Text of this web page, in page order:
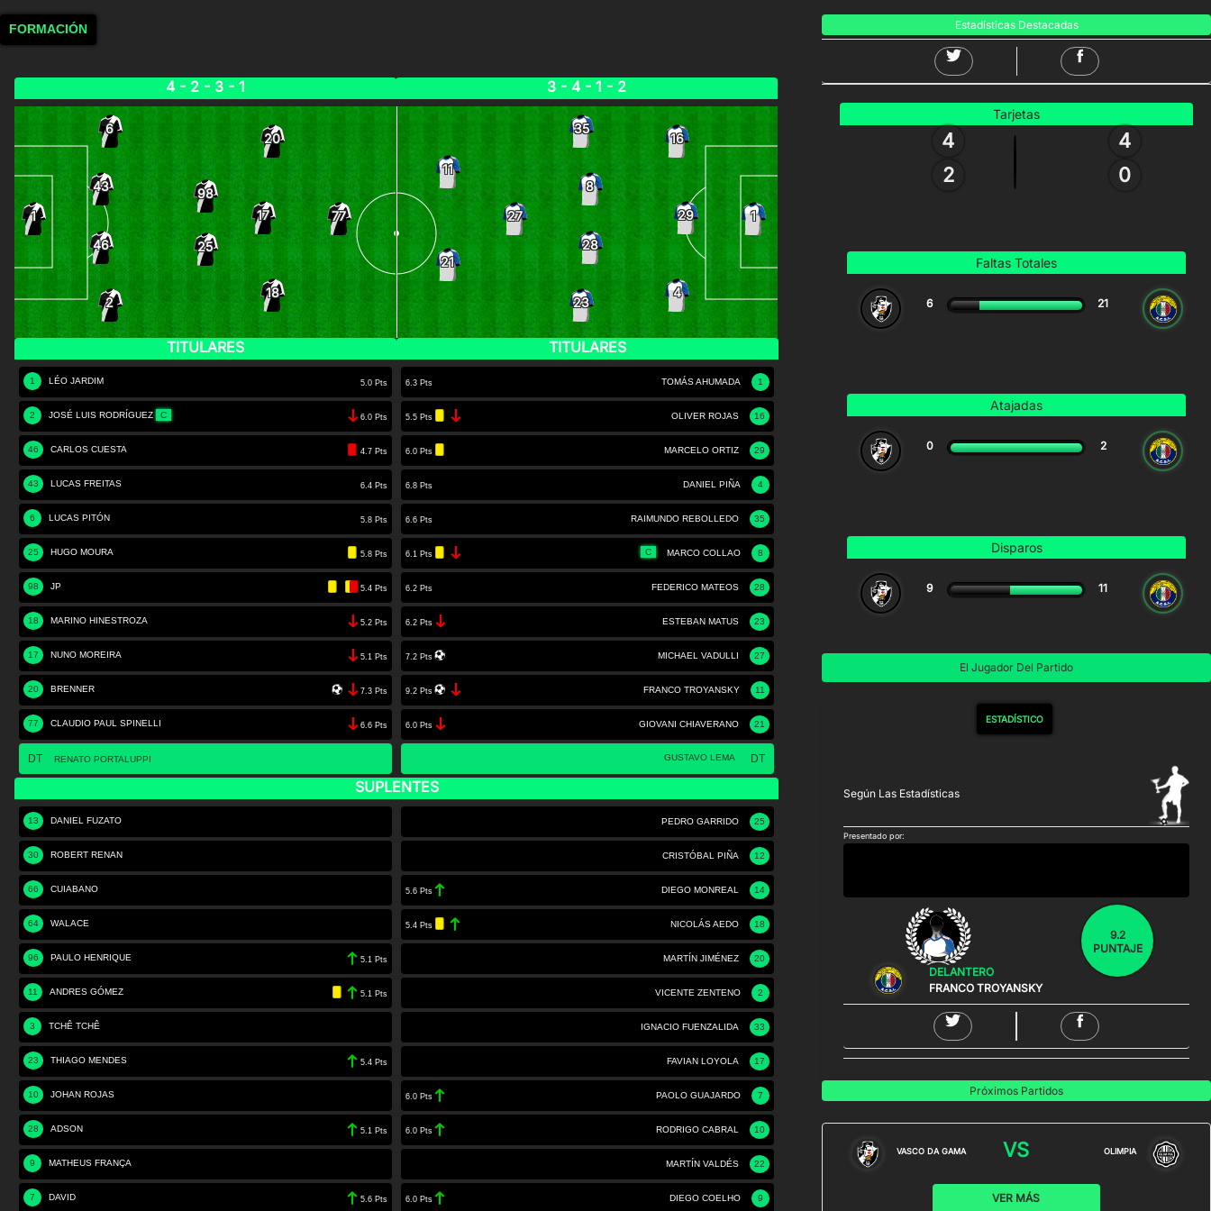
Estadísticas Destacadas
Tarjetas
4
2
4
0
Faltas Totales
6 21
Atajadas
0 2
Disparos
9 11
FORMACIÓN
4 - 2 - 3 - 1
1
6
43
46
2
98
25
20
17
18
77
3 - 4 - 1 - 2
1
16
29
4
35
8
28
23
27
11
21
TITULARES
1 LÉO JARDIM 5.0 Pts
2 JOSÉ LUIS RODRÍGUEZ C 6.0 Pts
46 CARLOS CUESTA 4.7 Pts
43 LUCAS FREITAS 6.4 Pts
6 LUCAS PITÓN 5.8 Pts
25 HUGO MOURA 5.8 Pts
98 JP 5.4 Pts
18 MARINO HINESTROZA 5.2 Pts
17 NUNO MOREIRA 5.1 Pts
20 BRENNER 7.3 Pts
77 CLAUDIO PAUL SPINELLI 6.6 Pts
DT RENATO PORTALUPPI
TITULARES
1
TOMÁS AHUMADA
6.3 Pts
16
OLIVER ROJAS
5.5 Pts
29
MARCELO ORTIZ
6.0 Pts
4
DANIEL PIÑA
6.8 Pts
35
RAIMUNDO REBOLLEDO
6.6 Pts
8
MARCO COLLAO
C
6.1 Pts
28
FEDERICO MATEOS
6.2 Pts
23
ESTEBAN MATUS
6.2 Pts
27
MICHAEL VADULLI
7.2 Pts
11
FRANCO TROYANSKY
9.2 Pts
21
GIOVANI CHIAVERANO
6.0 Pts
DT
GUSTAVO LEMA
SUPLENTES
13 DANIEL FUZATO
30 ROBERT RENAN
66 CUIABANO
64 WALACE
96 PAULO HENRIQUE 5.1 Pts
11 ANDRES GÓMEZ 5.1 Pts
3 TCHÊ TCHÊ
23 THIAGO MENDES 5.4 Pts
10 JOHAN ROJAS
28 ADSON 5.1 Pts
9 MATHEUS FRANÇA
7 DAVID 5.6 Pts
25
PEDRO GARRIDO
12
CRISTÓBAL PIÑA
14
DIEGO MONREAL
5.6 Pts
18
NICOLÁS AEDO
5.4 Pts
20
MARTÍN JIMÉNEZ
2
VICENTE ZENTENO
33
IGNACIO FUENZALIDA
17
FAVIAN LOYOLA
7
PAOLO GUAJARDO
6.0 Pts
10
RODRIGO CABRAL
6.0 Pts
22
MARTÍN VALDÉS
9
DIEGO COELHO
6.0 Pts
El Jugador Del Partido
ESTADÍSTICO
Según Las Estadísticas
Presentado por:
DELANTERO
FRANCO TROYANSKY
9.2
PUNTAJE
Próximos Partidos
VASCO DA GAMA VS OLIMPIA
VER MÁS